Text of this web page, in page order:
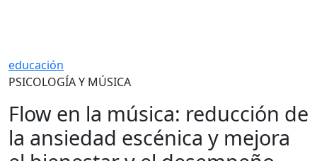
educación
PSICOLOGÍA Y MÚSICA
Flow en la música: reducción de
la ansiedad escénica y mejora